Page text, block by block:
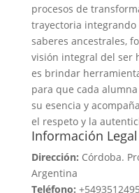
procesos de
trayectoria
saberes ancestrales,
visión integral del ser
es brindar
para que cada
su esencia y
el respeto y la
Información
Dirección: Córdoba.
Argentina
Teléfono: